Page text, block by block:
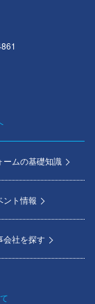
ームの基礎知識
ント情報
会社を探す